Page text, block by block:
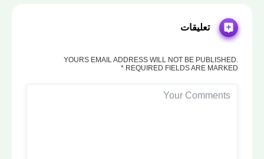
تعليقات
YOURS EMAIL ADDRESS WILL NOT BE PUBLISHED.
REQUIRED FIELDS ARE MARKED *